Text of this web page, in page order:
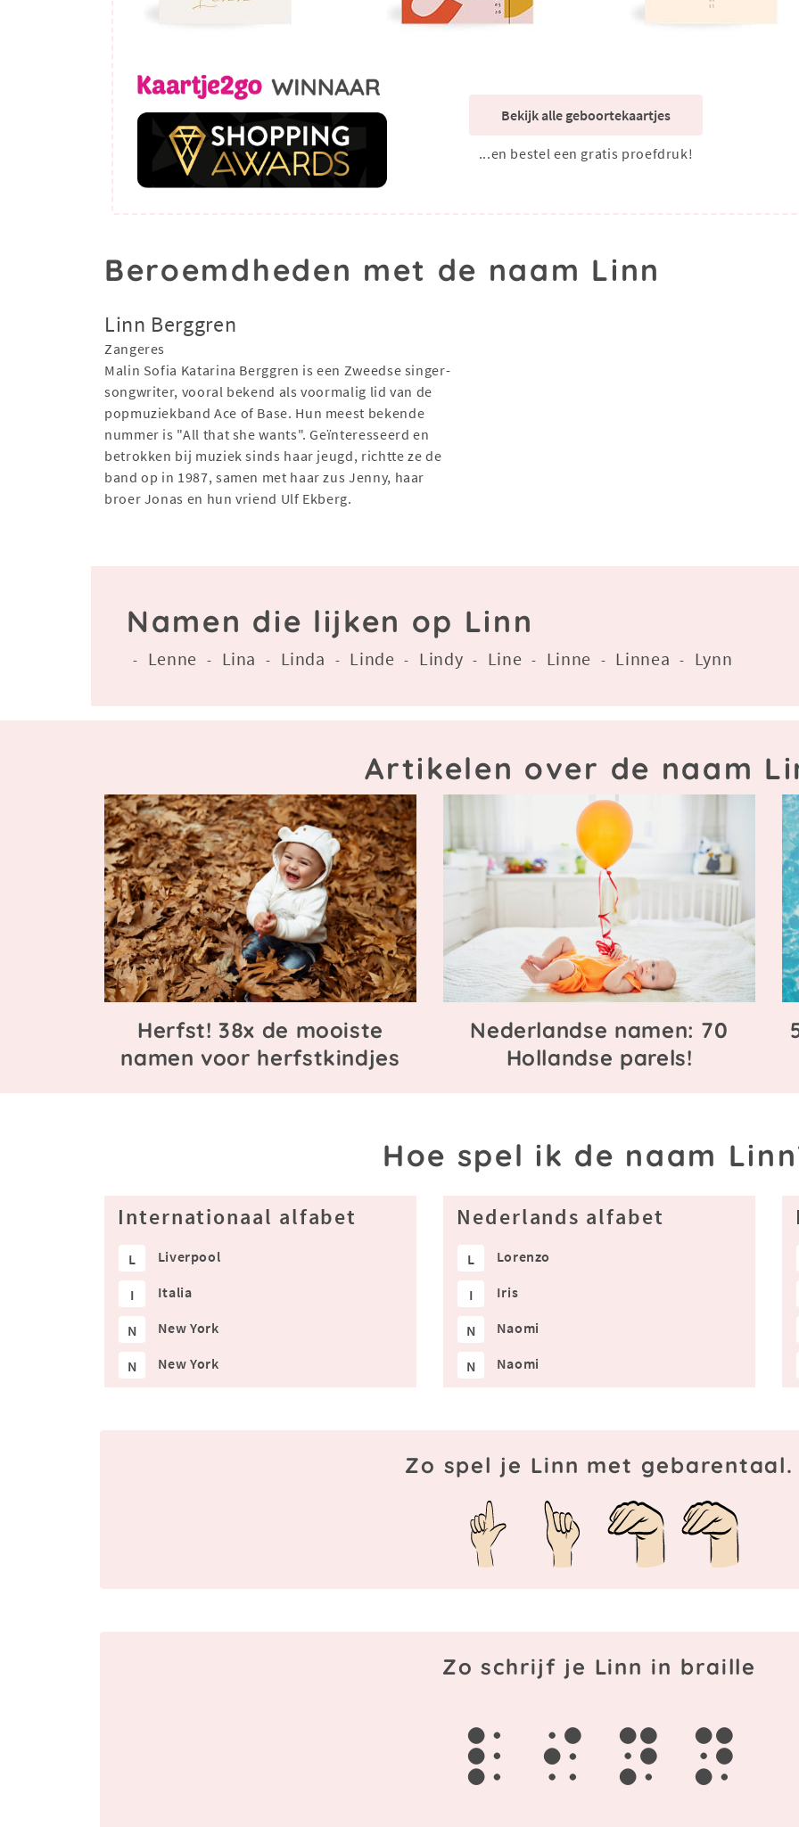
Bekijk alle geboortekaartjes
...en bestel een gratis proefdruk!
Beroemdheden met de naam Linn
Linn Berggren
Zangeres
Malin Sofia Katarina Berggren is een Zweedse singer-
songwriter, vooral bekend als voormalig lid van de
popmuziekband Ace of Base. Hun meest bekende
nummer is "All that she wants". Geïnteresseerd en
betrokken bij muziek sinds haar jeugd, richtte ze de
band op in 1987, samen met haar zus Jenny, haar
broer Jonas en hun vriend Ulf Ekberg.
Namen die lijken op Linn
- Lenne - Lina - Linda - Linde - Lindy - Line - Linne - Linnea - Lynn
Artikelen over de naam
Herfst! 38x de mooiste
namen voor herfstkindjes
Nederlandse namen: 70
Hollandse parels!
Hoe spel ik de naam
Internationaal alfabet
L Liverpool
I Italia
N New York
N New York
Nederlands alfabet
L Lorenzo
I Iris
N Naomi
N Naomi
Zo spel je Linn met gebarentaal.
Zo schrijf je Linn in braille
l i n n